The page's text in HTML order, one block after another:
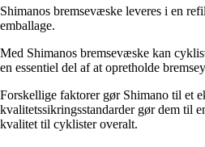
Shimanos bremsevæske leveres i en
emballage.
Med Shimanos bremsevæske kan
en essentiel del af at opretholde
Forskellige faktorer gør Shimano til et
kvalitetssikringsstandarder gør dem til
kvalitet til cyklister overalt.